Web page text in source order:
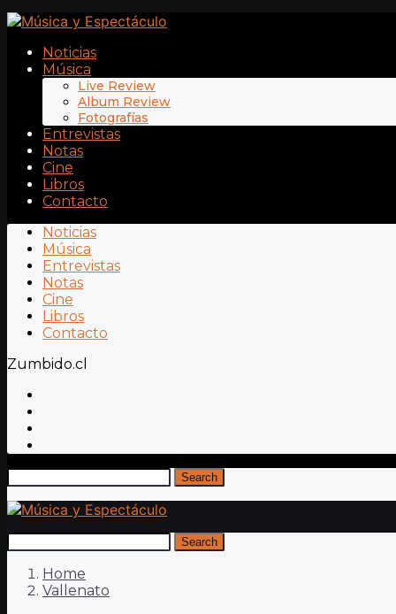
Noticias
Música
Live Review
Album Review
Fotografías
Entrevistas
Notas
Cine
Libros
Contacto
Noticias
Música
Entrevistas
Notas
Cine
Libros
Contacto
Zumbido.cl
Search
Search
Home
Vallenato